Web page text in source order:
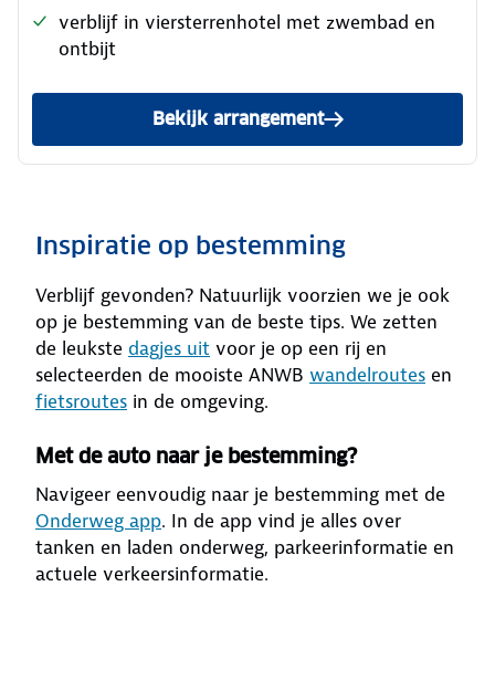
verblijf in viersterrenhotel met zwembad en
ontbijt
Bekijk arrangement
Inspiratie op bestemming
Verblijf gevonden? Natuurlijk voorzien we je ook
op je bestemming van de beste tips. We zetten
de leukste dagjes uit voor je op een rij en
selecteerden de mooiste ANWB wandelroutes en
fietsroutes in de omgeving.
Met de auto naar je bestemming?
Navigeer eenvoudig naar je bestemming met de
Onderweg app. In de app vind je alles over
tanken en laden onderweg, parkeerinformatie en
actuele verkeersinformatie.